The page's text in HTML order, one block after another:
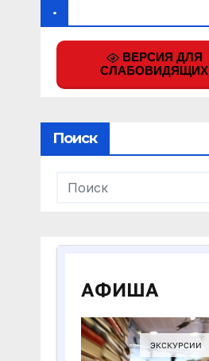
.
ВЕРСИЯ ДЛЯ
СЛАБОВИДЯЩИХ
Поиск